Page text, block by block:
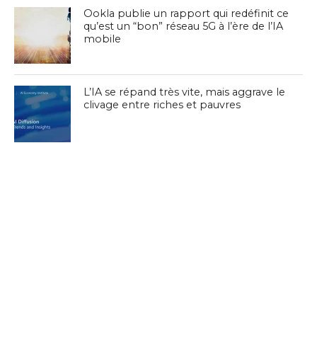
Ookla publie un rapport qui redéfinit ce
qu’est un “bon” réseau 5G à l’ère de l’IA
mobile
L’IA se répand très vite, mais aggrave le
clivage entre riches et pauvres